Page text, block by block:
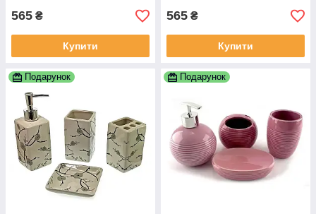
565 ₴
Купити
565 ₴
Купити
Подарунок Подарунок